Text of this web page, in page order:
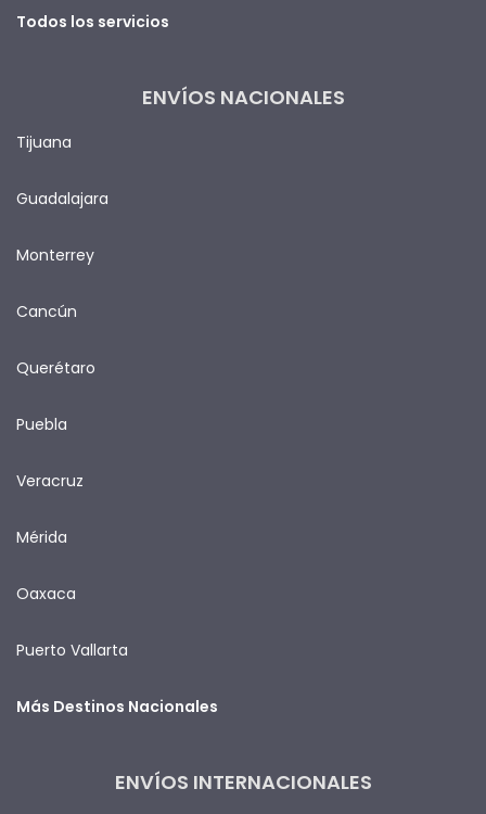
Todos los servicios
ENVÍOS NACIONALES
Tijuana
Guadalajara
Monterrey
Cancún
Querétaro
Puebla
Veracruz
Mérida
Oaxaca
Puerto Vallarta
Más Destinos Nacionales
ENVÍOS INTERNACIONALES